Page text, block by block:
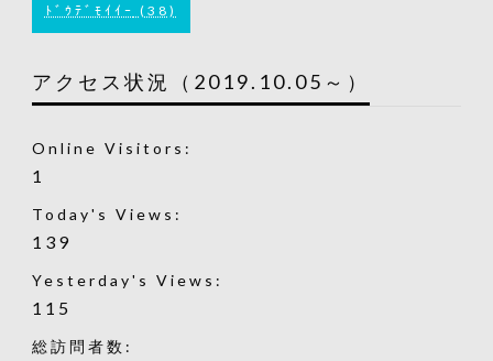
ﾄﾞｳﾃﾞﾓｲｲｰ (38)
アクセス状況（2019.10.05～）
Online Visitors:
1
Today's Views:
139
Yesterday's Views:
115
総訪問者数: